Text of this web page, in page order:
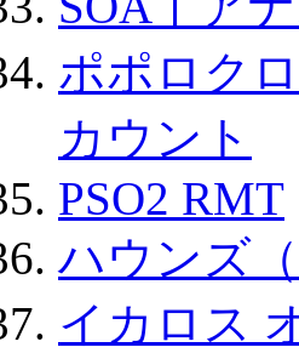
ポポロク
カウント
PSO2 RMT
ハウンズ
イカロス